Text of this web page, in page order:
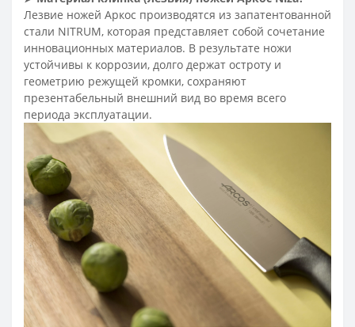
Лезвие ножей Аркос производятся из запатентованной
стали NITRUM, которая представляет собой сочетание
инновационных материалов. В результате ножи
устойчивы к коррозии, долго держат остроту и
геометрию режущей кромки, сохраняют
презентабельный внешний вид во время всего
периода эксплуатации.